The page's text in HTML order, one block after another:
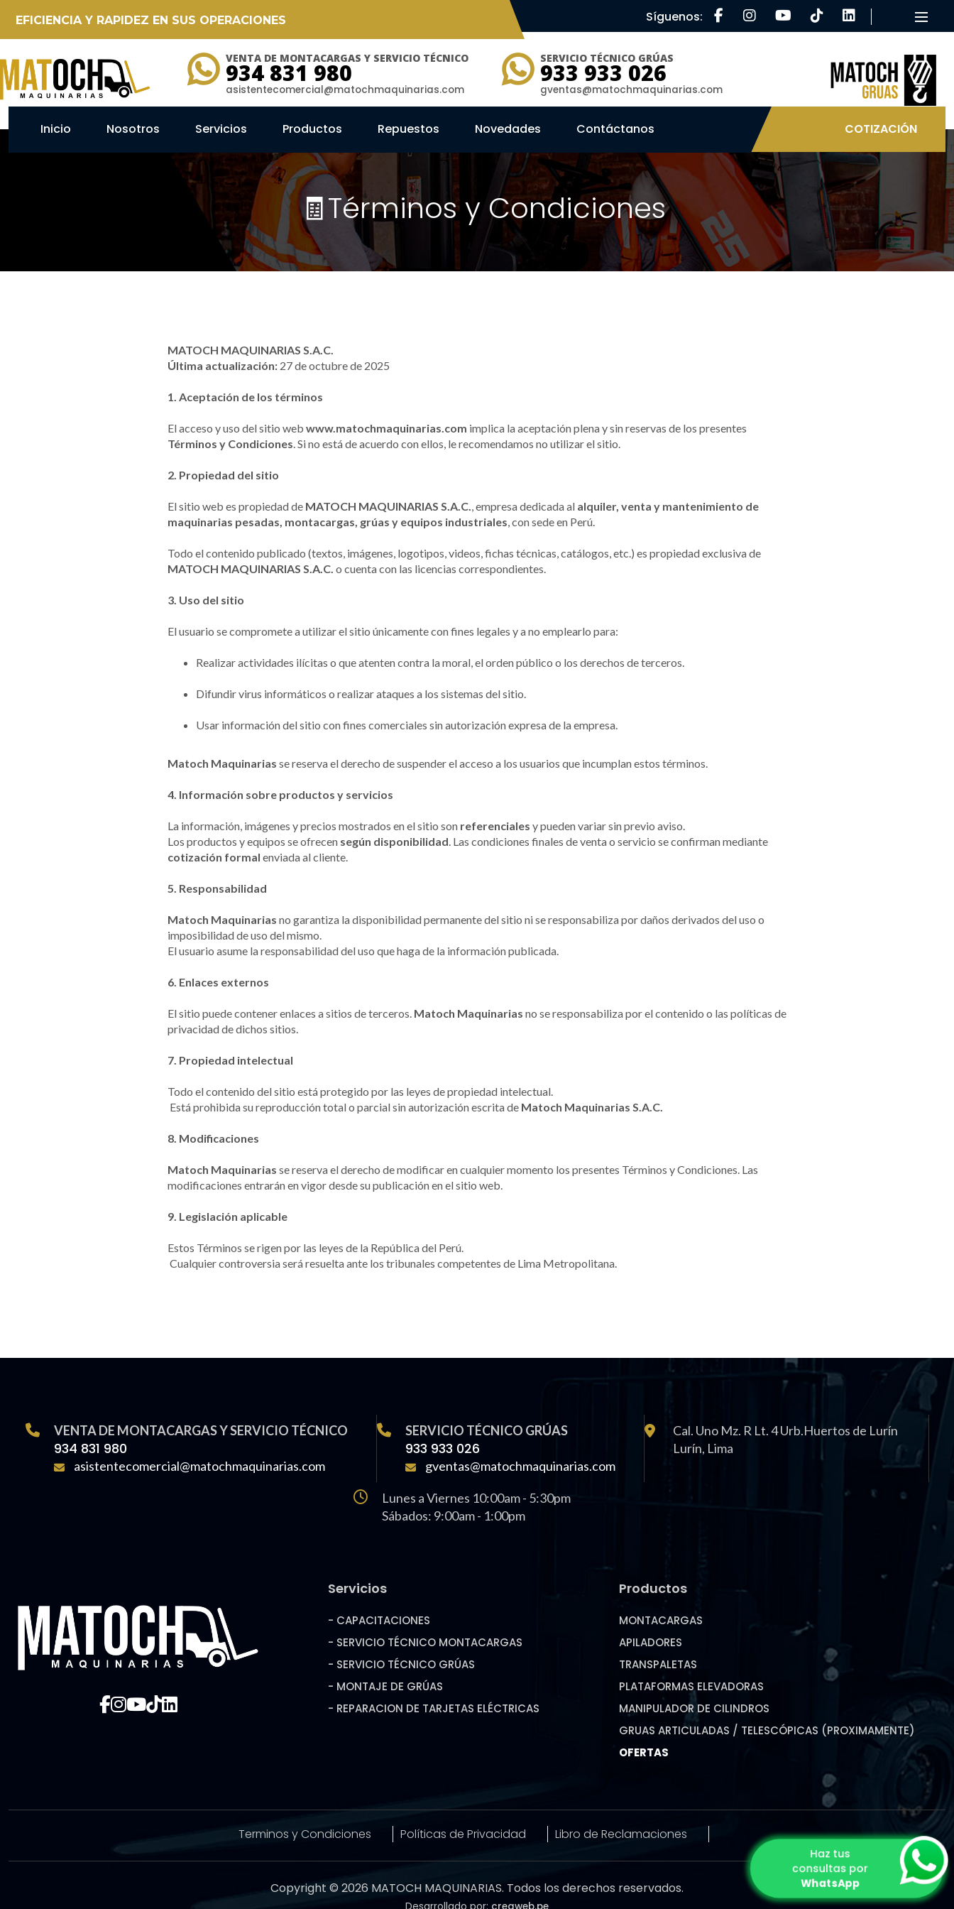
EFICIENCIA Y RAPIDEZ EN SUS OPERACIONES Síguenos:
VENTA DE MONTACARGAS Y SERVICIO TÉCNICO
934 831 980
asistentecomercial@matochmaquinarias.com
SERVICIO TÉCNICO GRÚAS
933 933 026
gventas@matochmaquinarias.com
Inicio Nosotros Servicios Productos Repuestos Novedades Contáctanos COTIZACIÓN
🧾Términos y Condiciones
MATOCH MAQUINARIAS S.A.C.
Última actualización:27 de octubre de 2025
1. Aceptación de los términos
El acceso y uso del sitio web www.matochmaquinarias.com implica la aceptación plena y sin reservas de los presentes
Términos y Condiciones. Si no está de acuerdo con ellos, le recomendamos no utilizar el sitio.
2. Propiedad del sitio
El sitio web es propiedad de MATOCH MAQUINARIAS S.A.C., empresa dedicada al alquiler, venta y mantenimiento de
maquinarias pesadas, montacargas, grúas y equipos industriales, con sede en Perú.
Todo el contenido publicado (textos, imágenes, logotipos, videos, fichas técnicas, catálogos, etc.) es propiedad exclusiva de
MATOCH MAQUINARIAS S.A.C. o cuenta con las licencias correspondientes.
3. Uso del sitio
El usuario se compromete a utilizar el sitio únicamente con fines legales y a no emplearlo para:
Realizar actividades ilícitas o que atenten contra la moral, el orden público o los derechos de terceros.
Difundir virus informáticos o realizar ataques a los sistemas del sitio.
Usar información del sitio con fines comerciales sin autorización expresa de la empresa.
Matoch Maquinarias se reserva el derecho de suspender el acceso a los usuarios que incumplan estos términos.
4. Información sobre productos y servicios
La información, imágenes y precios mostrados en el sitio son referenciales y pueden variar sin previo aviso.
Los productos y equipos se ofrecen según disponibilidad. Las condiciones finales de venta o servicio se confirman mediante
cotización formal enviada al cliente.
5. Responsabilidad
Matoch Maquinarias no garantiza la disponibilidad permanente del sitio ni se responsabiliza por daños derivados del uso o
imposibilidad de uso del mismo.
El usuario asume la responsabilidad del uso que haga de la información publicada.
6. Enlaces externos
El sitio puede contener enlaces a sitios de terceros. Matoch Maquinarias no se responsabiliza por el contenido o las políticas de
privacidad de dichos sitios.
7. Propiedad intelectual
Todo el contenido del sitio está protegido por las leyes de propiedad intelectual.
Está prohibida su reproducción total o parcial sin autorización escrita de Matoch Maquinarias S.A.C.
8. Modificaciones
Matoch Maquinarias se reserva el derecho de modificar en cualquier momento los presentes Términos y Condiciones. Las
modificaciones entrarán en vigor desde su publicación en el sitio web.
9. Legislación aplicable
Estos Términos se rigen por las leyes de la República del Perú.
Cualquier controversia será resuelta ante los tribunales competentes de Lima Metropolitana.
Haz tus
consultas por
WhatsApp
VENTA DE MONTACARGAS Y SERVICIO TÉCNICO
934 831 980
asistentecomercial@matochmaquinarias.com
SERVICIO TÉCNICO GRÚAS
933 933 026
gventas@matochmaquinarias.com
Cal. Uno Mz. R Lt. 4 Urb.Huertos de Lurín
Lurí­n, Lima
Lunes a Viernes 10:00am - 5:30pm
Sábados: 9:00am - 1:00pm
Servicios
- CAPACITACIONES
- SERVICIO TÉCNICO MONTACARGAS
- SERVICIO TÉCNICO GRÚAS
- MONTAJE DE GRÚAS
- REPARACION DE TARJETAS ELÉCTRICAS
Productos
MONTACARGAS
APILADORES
TRANSPALETAS
PLATAFORMAS ELEVADORAS
MANIPULADOR DE CILINDROS
GRUAS ARTICULADAS / TELESCÓPICAS (PROXIMAMENTE)
OFERTAS
Terminos y Condiciones Políticas de Privacidad Libro de Reclamaciones
Copyright © 2026 MATOCH MAQUINARIAS. Todos los derechos reservados.